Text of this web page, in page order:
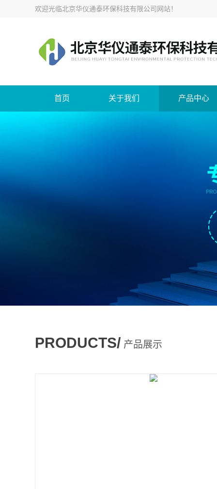
欢迎光临北京华仪通泰环保科技有限公司网站！
首页 关于我们 产品中心
PRODUCTS/ 产品展示